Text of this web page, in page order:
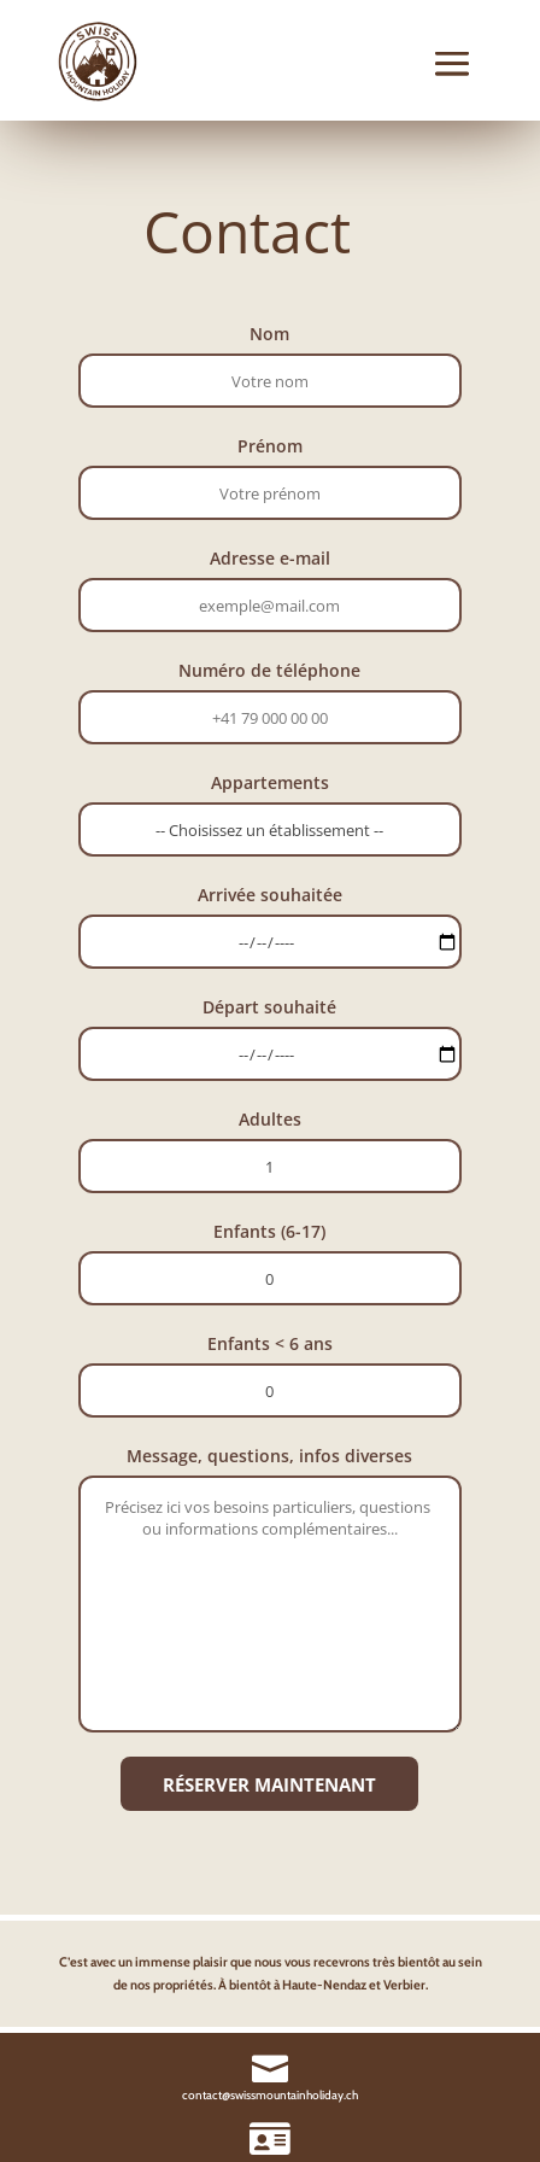
Contact
Nom
Prénom
Adresse e-mail
Numéro de téléphone
Appartements
Arrivée souhaitée
Départ souhaité
Adultes
Enfants (6-17)
Enfants < 6 ans
Message, questions, infos diverses
C’est avec un immense plaisir que nous vous recevrons très bientôt au sein
de nos propriétés. À bientôt à Haute-Nendaz et Verbier.

contact@swissmountainholiday.ch
